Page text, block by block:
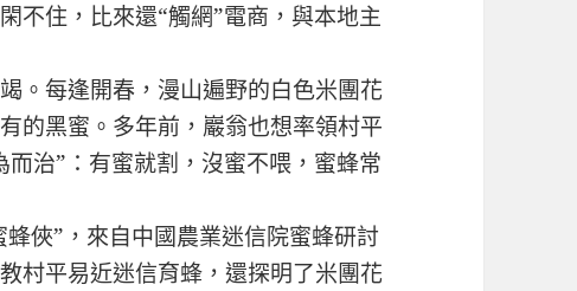
不住，比來還“觸網”電商，與本地主
每逢開春，漫山遍野的白色米團花
的黑蜜。多年前，巖翁也想率領村平
治”：有蜜就割，沒蜜不喂，蜜蜂常
俠”，來自中國農業迷信院蜜蜂研討
村平易近迷信育蜂，還探明了米團花